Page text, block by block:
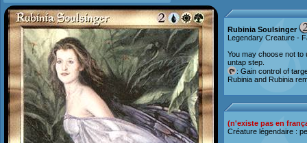
Rubinia Soulsinger
Legendary Creature -
You may choose not to
untap step.
: Gain control of
Rubinia and Rubinia
(n'existe pas en
Créature légendaire :